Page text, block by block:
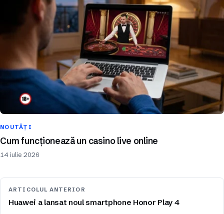
NOUTĂȚI
Cum funcționează un casino live online
14 iulie 2026
ARTICOLUL ANTERIOR
Huawei a lansat noul smartphone Honor Play 4